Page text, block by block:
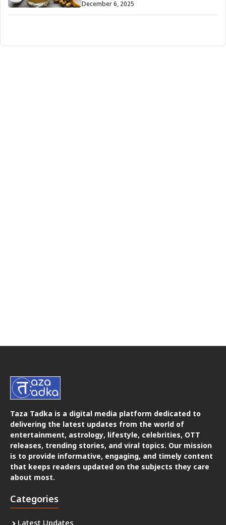
December 6, 2025
Taza Tadka is a digital media platform dedicated to
delivering the latest updates from the world of
entertainment, astrology, lifestyle, celebrities, OTT
releases, trending stories, and viral topics. Our mission
is to provide informative, engaging, and timely content
that keeps readers updated on the subjects they care
about most.
Categories